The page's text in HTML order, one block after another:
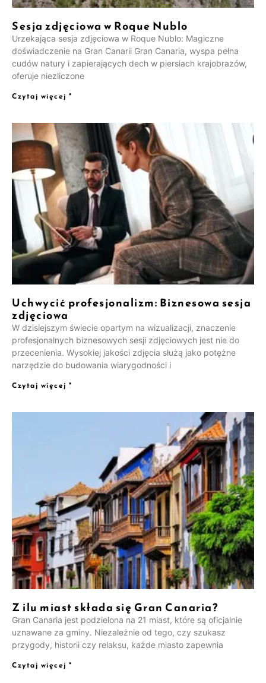
Sesja zdjęciowa w Roque Nublo
Urzekająca sesja zdjęciowa w Roque Nublo: Magiczne
doświadczenie na Gran Canarii Gran Canaria, wyspa pełna
cudów natury i zapierających dech w piersiach krajobrazów,
oferuje niezliczone
Czytaj więcej "
Uchwycić profesjonalizm: Biznesowa sesja
zdjęciowa
W dzisiejszym świecie opartym na wizualizacji, znaczenie
profesjonalnych biznesowych sesji zdjęciowych jest nie do
przecenienia. Wysokiej jakości zdjęcia służą jako potężne
narzędzie do budowania wiarygodności i
Czytaj więcej "
Z ilu miast składa się Gran Canaria?
Gran Canaria jest podzielona na 21 miast, które są oficjalnie
uznawane za gminy. Niezależnie od tego, czy szukasz
przygody, historii czy relaksu, każde miasto zapewnia
Czytaj więcej "